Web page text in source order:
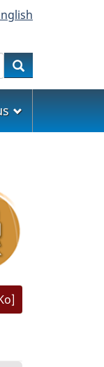
searchRechercher